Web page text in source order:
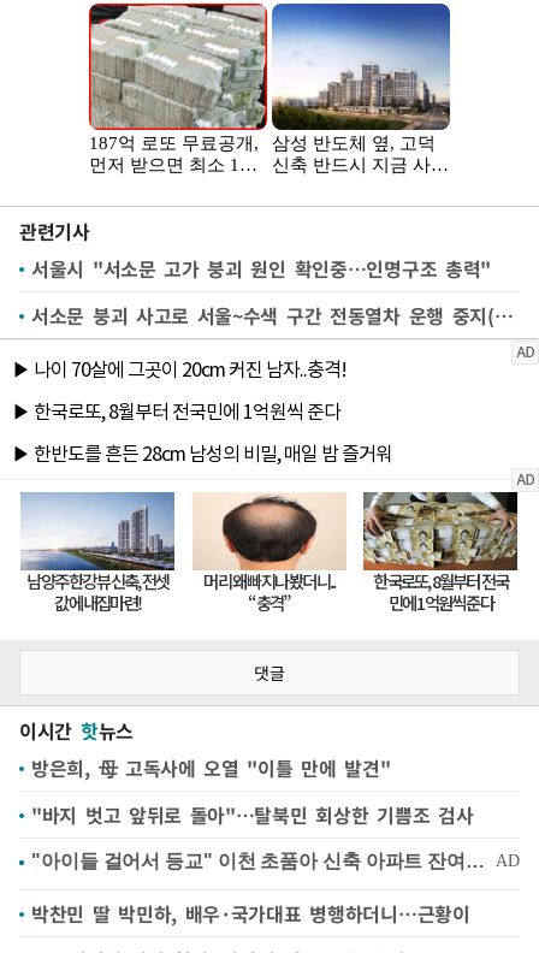
관련기사
서울시 "서소문 고가 붕괴 원인 확인중…인명구조 총력"
서소문 붕괴 사고로 서울~수색 구간 전동열차 운행 중지(종합)
댓글
이시간 핫뉴스
방은희, 母 고독사에 오열 "이틀 만에 발견"
"바지 벗고 앞뒤로 돌아"…탈북민 회상한 기쁨조 검사
박찬민 딸 박민하, 배우·국가대표 병행하더니…근황이